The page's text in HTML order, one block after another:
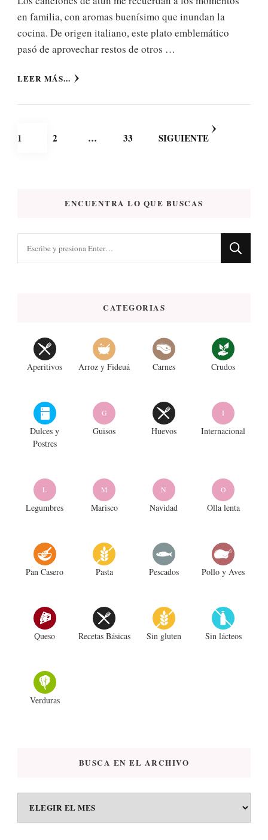
en familia, con aromas buenísimo que inundan la
cocina. De origen italiano, este plato emblemático
pasó de aprovechar restos de otros …
LEER MÁS...
Paginación
PÁGINA
1 PÁGINA
2 … PÁGINA
33 SIGUIENTE
ENCUENTRA LO QUE BUSCAS
CATEGORIAS
Aperitivos Arroz y Fideuá Carnes Crudos
Dulces y
Postres
G
Guisos Huevos
I
Internacional
L
Legumbres
M
Marisco
N
Navidad
O
Olla lenta
Pan Casero Pasta Pescados Pollo y Aves
Queso Recetas Básicas Sin gluten Sin lácteos
Verduras
BUSCA EN EL ARCHIVO